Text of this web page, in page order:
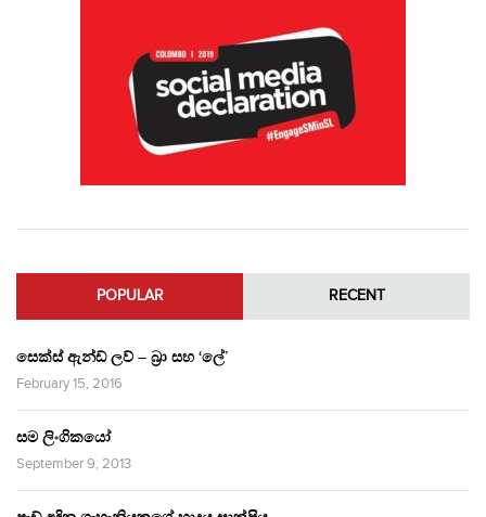
POPULAR RECENT
සෙක්ස් ඇන්ඩ් ලව් – බ්‍රා සහ ‘ලේ’
February 15, 2016
සම ලිංගිකයෝ
September 9, 2013